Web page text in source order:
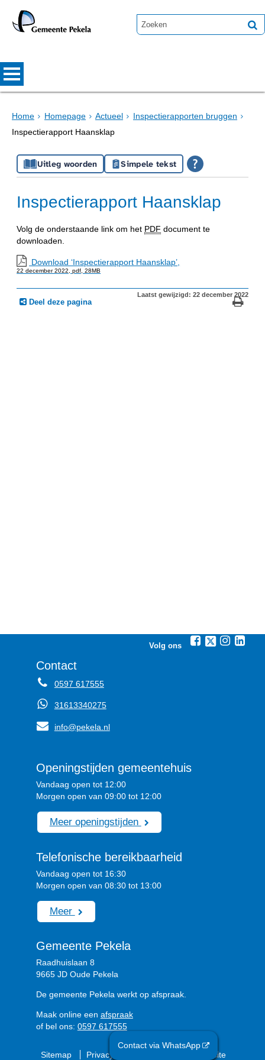
Contact via WhatsApp
Home Homepage Actueel
Inspectierapporten bruggen
Inspectierapport Haansklap
Uitleg woorden Simpele tekst
Inspectierapport Haansklap
Volg de onderstaande link om het PDF document te
downloaden.
Download ‘Inspectierapport Haansklap’,
22 december 2022,pdf , 28MB
Deel deze pagina
Laatst gewijzigd: 22 december 2022
Volg ons
Contact
0597 617555
31613340275
info@pekela.nl
Openingstijden gemeentehuis
Vandaag open tot 12:00
Morgen open van 09:00 tot 12:00
Meer openingstijden
Telefonische bereikbaarheid
Vandaag open tot 16:30
Morgen open van 08:30 tot 13:00
Meer
Gemeente Pekela
Raadhuislaan 8
9665 JD Oude Pekela
De gemeente Pekela werkt op afspraak.
Maak online een afspraak
of bel ons: 0597 617555
Sitemap Privacyverklaring Over de website